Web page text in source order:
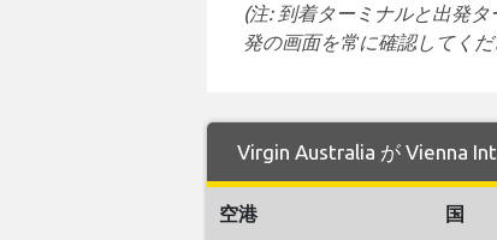
(注: 到着ターミナルと出発
発の画面を常に確認してく
Virgin Australia が Vienna
空港 国